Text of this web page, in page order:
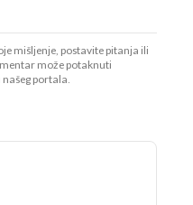
mišljenje, postavite pitanja ili
može potaknuti
portala.